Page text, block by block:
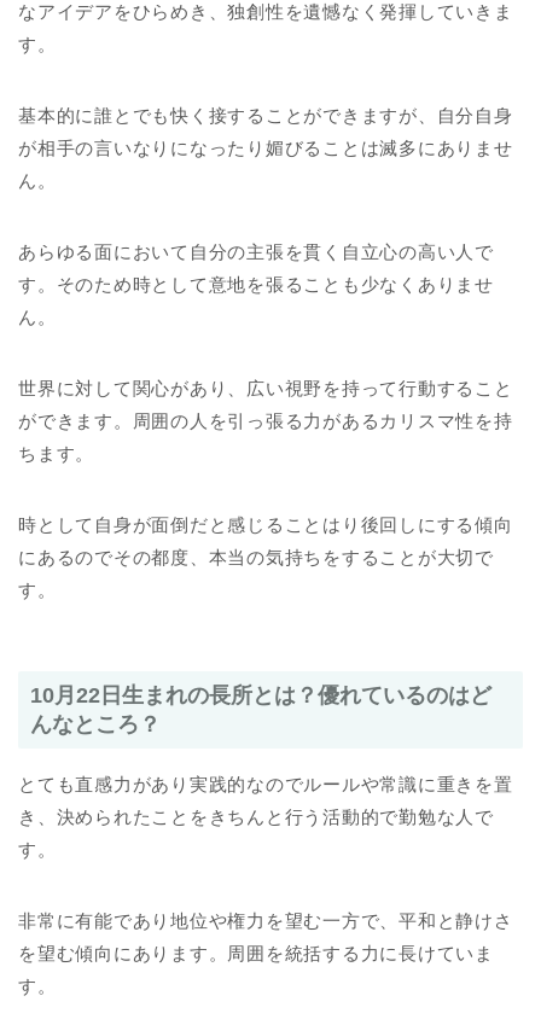
なアイデアをひらめき、独創性を遺憾なく発揮していきま
す。
基本的に誰とでも快く接することができますが、自分自身
が相手の言いなりになったり媚びることは滅多にありませ
ん。
あらゆる面において自分の主張を貫く自立心の高い人で
す。そのため時として意地を張ることも少なくありませ
ん。
世界に対して関心があり、広い視野を持って行動すること
ができます。周囲の人を引っ張る力があるカリスマ性を持
ちます。
時として自身が面倒だと感じることはり後回しにする傾向
にあるのでその都度、本当の気持ちをすることが大切で
す。
10月22日生まれの長所とは？優れているのはど
んなところ？
とても直感力があり実践的なのでルールや常識に重きを置
き、決められたことをきちんと行う活動的で勤勉な人で
す。
非常に有能であり地位や権力を望む一方で、平和と静けさ
を望む傾向にあります。周囲を統括する力に長けていま
す。